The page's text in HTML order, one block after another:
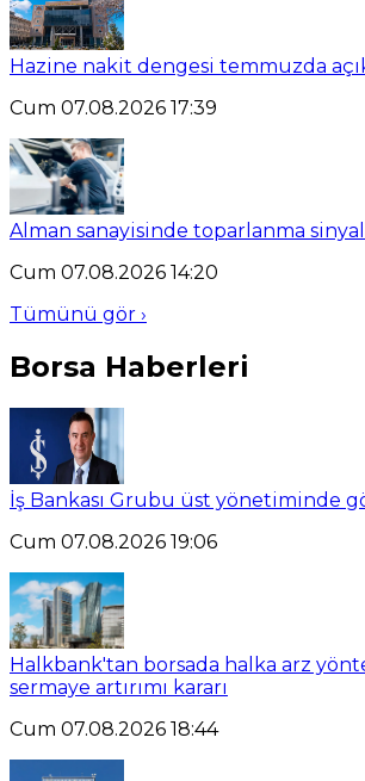
Hazine nakit dengesi temmuzda
Cum 07.08.2026 17:39
Alman sanayisinde toparlanma
Cum 07.08.2026 14:20
Tümünü gör ›
Borsa Haberleri
İş Bankası Grubu üst yönetiminde
Cum 07.08.2026 19:06
Halkbank'tan borsada halka arz
sermaye artırımı kararı
Cum 07.08.2026 18:44